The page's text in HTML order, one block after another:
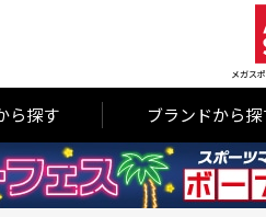
メガス
ら探す ブランドから探